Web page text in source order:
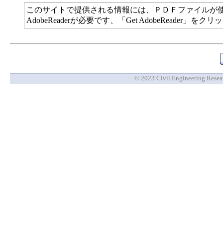
このサイトで提供される情報には、ＰＤＦファイル
AdobeReaderが必要です、「Get AdobeReader」をク
© 2023 Civil Engineering